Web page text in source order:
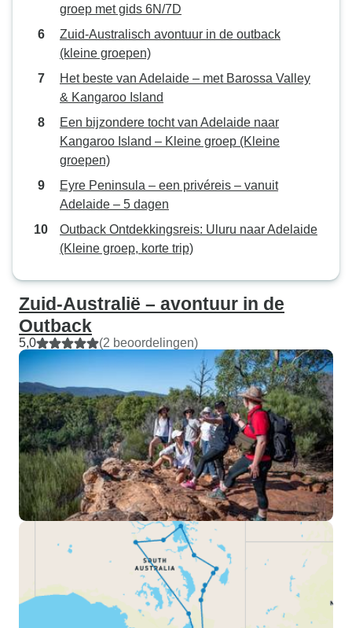
Een echte aanrader.
groep met gids 6N/7D
Zuid-Australisch avontuur in de outback
(kleine groepen)
Het beste van Adelaide – met Barossa Valley
& Kangaroo Island
Een bijzondere tocht van Adelaide naar
Kangaroo Island – Kleine groep (Kleine
groepen)
Eyre Peninsula – een privéreis – vanuit
Adelaide – 5 dagen
Outback Ontdekkingsreis: Uluru naar Adelaide
(Kleine groep, korte trip)
Zuid-Australië – avontuur in de
Outback
5,0 (2 beoordelingen)